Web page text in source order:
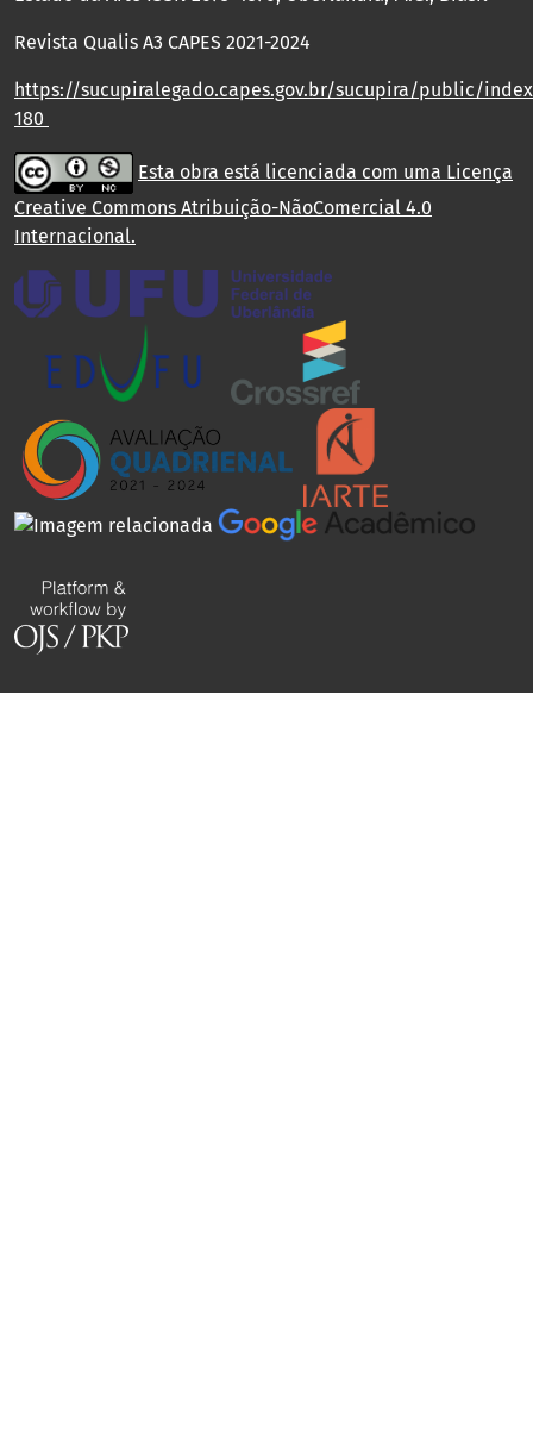
Revista Qualis A3 CAPES 2021-2024
https://sucupiralegado.capes.gov.br/sucupira/public/
180
Esta obra está licenciada com uma Licença
Creative Commons Atribuição-NãoComercial 4.0
Internacional.